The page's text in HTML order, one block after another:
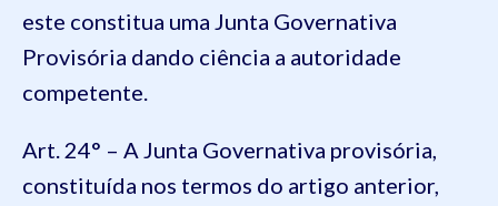
este constitua uma Junta Governativa
Provisória dando ciência a autoridade
competente.
Art. 24° – A Junta Governativa provisória,
constituída nos termos do artigo anterior,